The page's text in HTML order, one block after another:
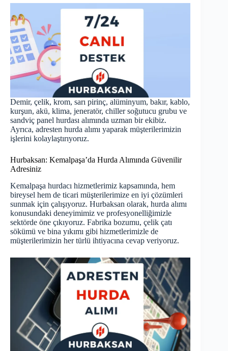
Demir, çelik, krom, sarı pirinç, alüminyum, bakır, kablo,
kurşun, akü, klima, jeneratör, chiller soğutucu grubu ve
sandviç panel hurdası alımında uzman bir ekibiz.
Ayrıca, adresten hurda alımı yaparak müşterilerimizin
işlerini kolaylaştırıyoruz.
Hurbaksan: Kemalpaşa’da Hurda Alımında Güvenilir
Adresiniz
Kemalpaşa hurdacı hizmetlerimiz kapsamında, hem
bireysel hem de ticari müşterilerimize en iyi çözümleri
sunmak için çalışıyoruz. Hurbaksan olarak, hurda alımı
konusundaki deneyimimiz ve profesyonelliğimizle
sektörde öne çıkıyoruz. Fabrika bozumu, çelik çatı
sökümü ve bina yıkımı gibi hizmetlerimizle de
müşterilerimizin her türlü ihtiyacına cevap veriyoruz.